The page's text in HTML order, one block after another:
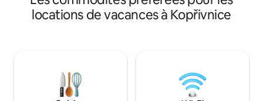
nature. Vous ne voulez pas vous
détendre ? Explorez activement la
manger et canapé, cuisine entièrement
équipée. Il y a le wifi, une télévision
connectée et une cheminée. Dans le
vous. Il y a un
destinations
hora, B7). Vous
été dans le parc
à proximité. En
locations de vacances à Kopřivnice